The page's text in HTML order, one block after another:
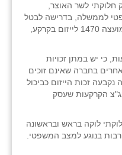
חלוקתי לשר האוצר,
לממשלה, בדרישה לבטל
את זכות שכביכול ניתנה בהחלטת מועצה 1470 לייזום בקרקע,
כי יש במתן זכויות
בחברה שאינם זוכים
כאלה, וכי החלטה 1470 בה נקבעה זכות הייזום כביכול
הקרקעות שעסק
לוקה בראש ובראשונה
רבות בנוגע למצב המשפטי.